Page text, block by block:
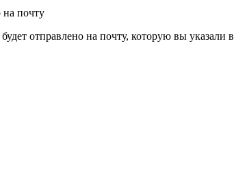
на почту
отправлено на почту, которую вы